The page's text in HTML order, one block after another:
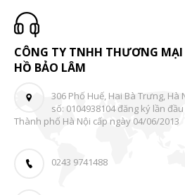
CÔNG TY TNHH THƯƠNG
HỒ BẢO LÂM
306 Phố Huế, Hai Bà Trưng, Hà
số: 0104938104 đăng ký lần
Thành phố Hà Nội cấp ngày 04/06/2013
0243 9741488